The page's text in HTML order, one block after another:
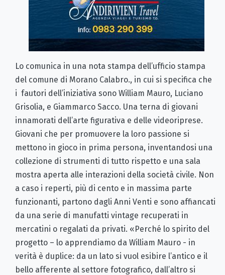
Lo comunica in una nota stampa dell’ufficio stampa
del comune di Morano Calabro., in cui si specifica che
i fautori dell’iniziativa sono William Mauro, Luciano
Grisolia, e Giammarco Sacco. Una terna di giovani
innamorati dell’arte figurativa e delle videoriprese.
Giovani che per promuovere la loro passione si
mettono in gioco in prima persona, inventandosi una
collezione di strumenti di tutto rispetto e una sala
mostra aperta alle interazioni della società civile. Non
a caso i reperti, più di cento e in massima parte
funzionanti, partono dagli Anni Venti e sono affiancati
da una serie di manufatti vintage recuperati in
mercatini o regalati da privati. «Perché lo spirito del
progetto – lo apprendiamo da William Mauro - in
verità è duplice: da un lato si vuol esibire l’antico e il
bello afferente al settore fotografico, dall’altro si